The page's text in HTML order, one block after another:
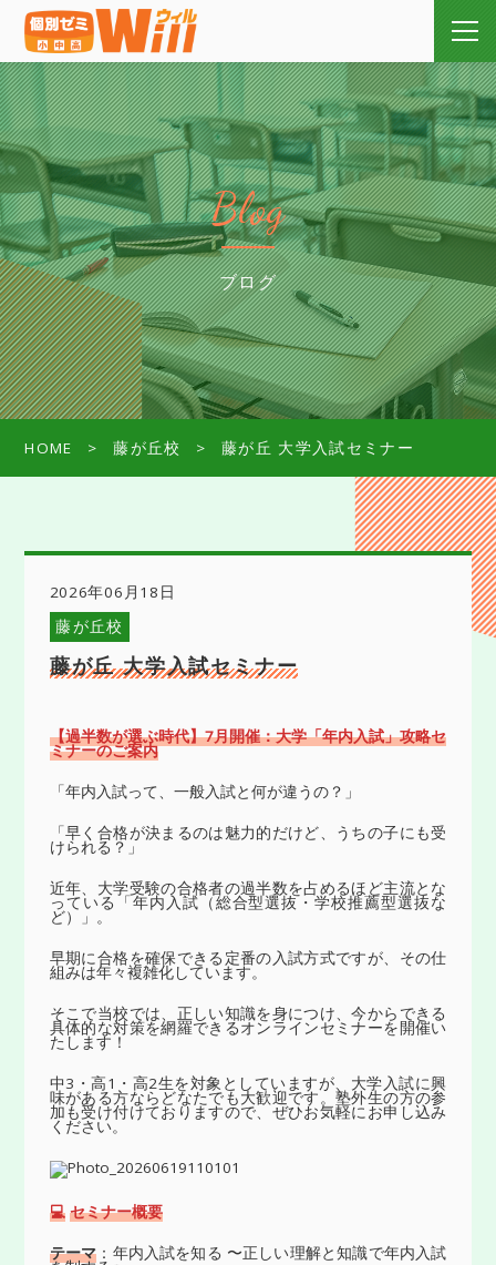
Blog
ブログ
HOME 藤が丘校 藤が丘 大学入試セミナー
2026年06月18日
藤が丘校
藤が丘 大学入試セミナー
【過半数が選ぶ時代】7月開催：大学「年内入試」攻略セ
ミナーのご案内
「年内入試って、一般入試と何が違うの？」
「早く合格が決まるのは魅力的だけど、うちの子にも受
けられる？」
近年、大学受験の合格者の過半数を占めるほど主流とな
っている「年内入試（総合型選抜・学校推薦型選抜な
ど）」。
早期に合格を確保できる定番の入試方式ですが、その仕
組みは年々複雑化しています。
そこで当校では、正しい知識を身につけ、今からできる
具体的な対策を網羅できるオンラインセミナーを開催い
たします！
中3・高1・高2生を対象としていますが、大学入試に興
味がある方ならどなたでも大歓迎です。塾外生の方の参
加も受け付けておりますので、ぜひお気軽にお申し込み
ください。
💻 セミナー概要
テーマ ：年内入試を知る 〜正しい理解と知識で年内入試